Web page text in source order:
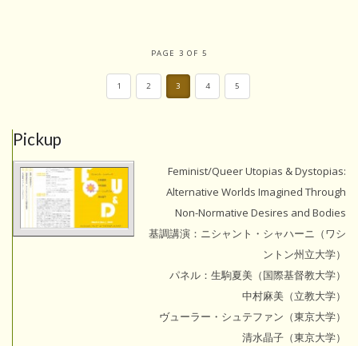
PAGE 3 OF 5
1 2 3 4 5
Pickup
Feminist/Queer Utopias & Dystopias:
Alternative Worlds Imagined Through
Non-Normative Desires and Bodies
基調講演：ニシャント・シャハーニ（ワシ
ントン州立大学）
パネル：生駒夏美（国際基督教大学）
中村麻美（立教大学）
ヴューラー・シュテファン（東京大学）
清水晶子（東京大学）